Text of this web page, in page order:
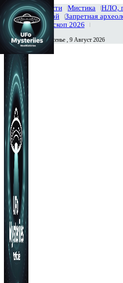
Главная Новости Мистика
НЛО,
Тайны вселенной
Запретная
История
Гороскоп 2026
Сегодня Воскресенье , 9 Август 2026